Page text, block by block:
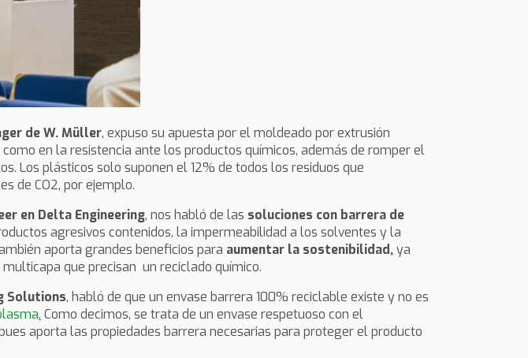
de W. Müller, expuso su apuesta por el moldeado por extrusión
en la resistencia ante los productos químicos, además de romper el
Los plásticos solo suponen el 12% de todos los residuos que
de CO2, por ejemplo.
en Delta Engineering, nos habló de las soluciones con barrera de
agresivos contenidos, la impermeabilidad a los solventes y la
aporta grandes beneficios para aumentar la sostenibilidad,ya
que precisan un reciclado químico.
Solutions, habló de que un envase barrera 100% reciclable existe y no es
. Como decimos, se trata de un envase respetuoso con el
aporta las propiedades barrera necesarias para proteger el producto